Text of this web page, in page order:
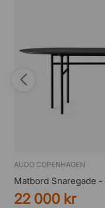
AUDO COPENHAGEN
Matbord Snaregade
22 000 kr